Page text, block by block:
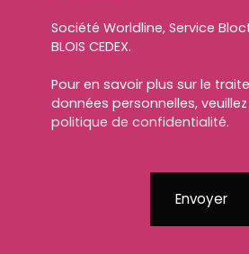
Société Worldline, Service
BLOIS CEDEX.
Pour en savoir plus sur le
données personnelles,
politique de confidentialité.
Envoyer